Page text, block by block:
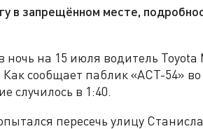
в запрещённом месте,
на 15 июля водитель Toyota
сообщает паблик «АСТ-54» во
случилось в 1:40.
пересечь улицу